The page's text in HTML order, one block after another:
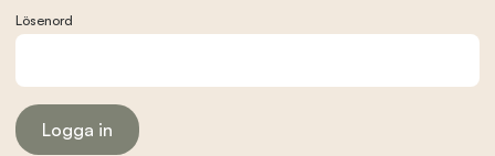
Evenemang
Lösenord